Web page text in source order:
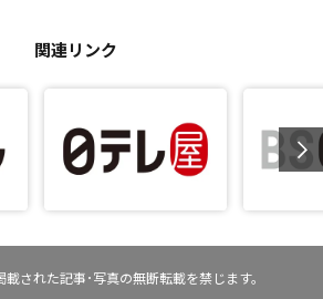
関連リンク
された記事･写真の無断転載を禁じます。